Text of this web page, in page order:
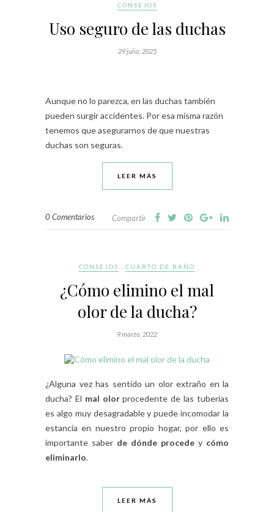
CONSEJOS
Uso seguro de las duchas
29 julio, 2025
Aunque no lo parezca, en las duchas también
pueden surgir accidentes. Por esa misma razón
tenemos que asegurarnos de que nuestras
duchas son seguras.
LEER MÁS
0 Comentarios Compartir
CONSEJOS CUARTO DE BAÑO
¿Cómo elimino el mal
olor de la ducha?
9 marzo, 2022
¿Alguna vez has sentido un olor extraño en la
ducha? El mal olorprocedente de las tuberías
es algo muy desagradable y puede incomodar la
estancia en nuestro propio hogar, por ello es
importante saber de dónde procede y cómo
eliminarlo.
LEER MÁS